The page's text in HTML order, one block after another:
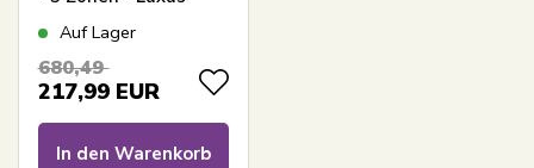
Schaum-Matratze
Wendbar - Matratze
Auf Lager
680,49
217,99 EUR
In den Warenkorb